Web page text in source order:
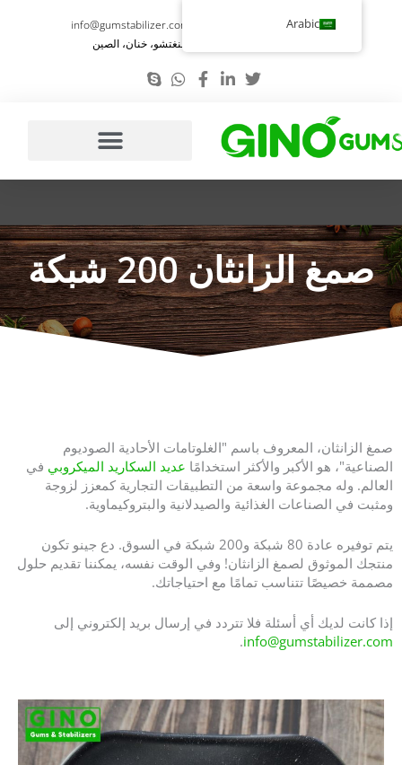
86-371-58693987
info@gumstabilizer.com
صمغ الزانثان 200 شبكة
صمغ الزانثان، المعروف باسم "الغلوتامات الأحادية الصوديوم
الصناعية"، هو الأكبر والأكثر استخدامًا عديد السكاريد الميكروبي في
العالم. وله مجموعة واسعة من التطبيقات التجارية كمعزز لزوجة
ومثبت في الصناعات الغذائية والصيدلانية والبتروكيماوية.
يتم توفيره عادة 80 شبكة و200 شبكة في السوق. دع جينو تكون
منتجك الموثوق لصمغ الزانثان! وفي الوقت نفسه، يمكننا تقديم حلول
مصممة خصيصًا تتناسب تمامًا مع احتياجاتك.
إذا كانت لديك أي أسئلة فلا تتردد في إرسال بريد إلكتروني إلى
info@gumstabilizer.com
.
Arabic